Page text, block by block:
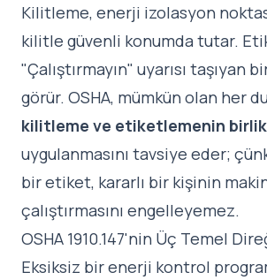
Kilitleme, enerji izolasyon
kilitle güvenli konumda tutar.
"Çalıştırmayın" uyarısı taşıyan
görür. OSHA, mümkün olan her
kilitleme ve etiketlemenin
uygulanmasını tavsiye eder;
bir etiket, kararlı bir kişinin
çalıştırmasını engelleyemez.
OSHA 1910.147'nin Üç Temel
Eksiksiz bir enerji kontrol